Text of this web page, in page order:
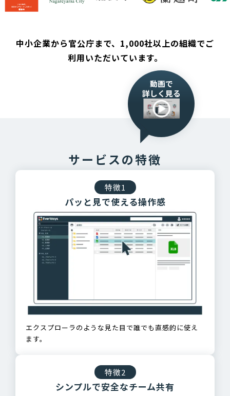
中小企業から官公庁まで、1,000社以上の組織でご
利⽤いただいています。
サービスの特徴
動画で
詳しく見る
特徴1
パッと見で使える操作感
エクスプローラのような見た目で誰でも直感的に使え
ます。
特徴2
シンプルで安全なチーム共有